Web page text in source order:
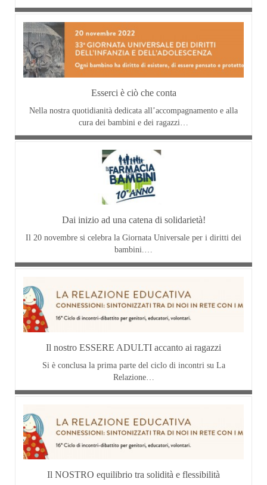
Esserci è ciò che conta
Nella nostra quotidianità dedicata all’accompagnamento e alla
cura dei bambini e dei ragazzi…
Dai inizio ad una catena di solidarietà!
Il 20 novembre si celebra la Giornata Universale per i diritti dei
bambini.…
Il nostro ESSERE ADULTI accanto ai ragazzi
Si è conclusa la prima parte del ciclo di incontri su La
Relazione…
Il NOSTRO equilibrio tra solidità e flessibilità